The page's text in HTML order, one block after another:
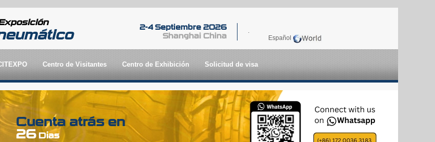
.
Español
2-4 Septiembre 2026
Shanghai China
Centro de Visitantes Centro de Exhibición Solicitud de visa
Cuenta atrás en
26 Dias